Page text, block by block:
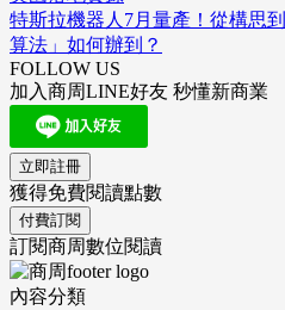
特斯拉機器人7月量產！從構思
算法」如何辦到？
FOLLOW US
加入商周LINE好友 秒懂新商業
立即註冊
獲得免費閱讀點數
付費訂閱
訂閱商周數位閱讀
內容分類